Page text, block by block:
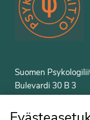
Suomen
Bulevardi 30 B 3
Puh. 09-6122 9122